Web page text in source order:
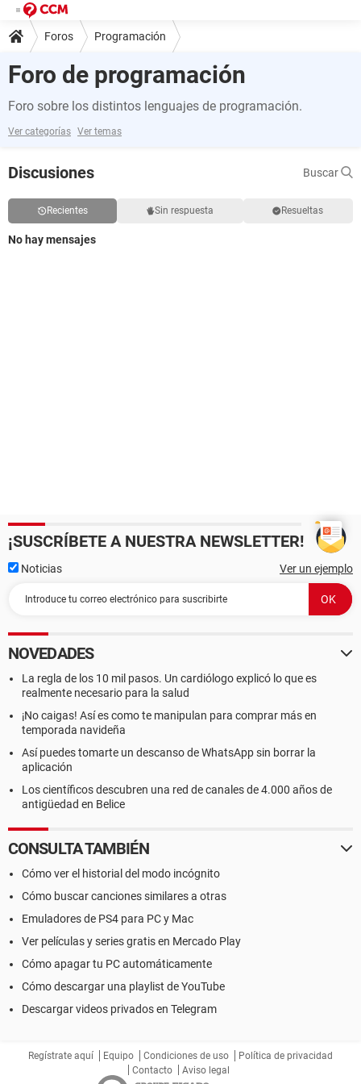
Foros Programación
Foro de programación
Foro sobre los distintos lenguajes de programación.
Ver categorías Ver temas
Discusiones Buscar
Recientes Sin respuesta Resueltas
No hay mensajes
¡SUSCRÍBETE A NUESTRA NEWSLETTER!
Noticias Ver un ejemplo
NOVEDADES
La regla de los 10 mil pasos. Un cardiólogo explicó lo que es
realmente necesario para la salud
¡No caigas! Así es como te manipulan para comprar más en
temporada navideña
Así puedes tomarte un descanso de WhatsApp sin borrar la
aplicación
Los científicos descubren una red de canales de 4.000 años de
antigüedad en Belice
CONSULTA TAMBIÉN
Cómo ver el historial del modo incógnito
Cómo buscar canciones similares a otras
Emuladores de PS4 para PC y Mac
Ver películas y series gratis en Mercado Play
Cómo apagar tu PC automáticamente
Cómo descargar una playlist de YouTube
Descargar videos privados en Telegram
Regístrate aquí Equipo Condiciones de uso
Política de privacidad
Contacto
Aviso legal